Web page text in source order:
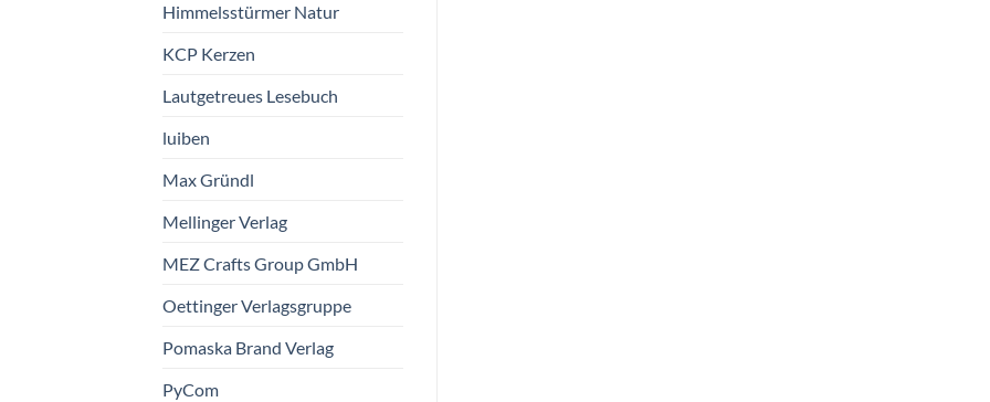
Himmelsstürmer Natur
KCP Kerzen
Lautgetreues Lesebuch
luiben
Max Gründl
Mellinger Verlag
MEZ Crafts Group GmbH
Oettinger Verlagsgruppe
Pomaska Brand Verlag
PyCom